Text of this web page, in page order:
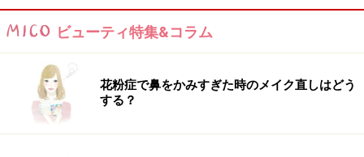
ビューティ特集&コラム
花粉症で鼻をかみすぎた時のメイク直しはどう
する？